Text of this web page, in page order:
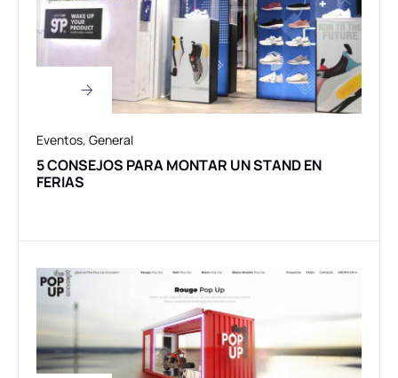
Eventos, General
5 CONSEJOS PARA MONTAR UN STAND EN
FERIAS